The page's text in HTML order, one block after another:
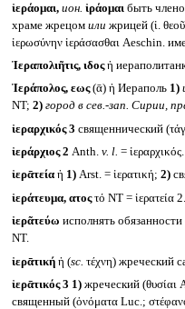
ἱεράομαι, ион. ἱράομαι быть
храме жрецом или жрицей (ἱ.
ἱερωσύνην ἱεράσασθαι Aeschin.
Ἱεραπολιῆτις, ιδοςἡ
Ἱεράπολος, εως(ᾱ) ἡ Иераполь 1)
NT; 2) город в сев.-зап. Сирии,
ἱεραρχικός 3 священнический
ἱεράρχιος 2 Anth. v. l. = ἱεραρχικός.
ἱερᾱτεία ἡ 1)Arst. = ἱερατική; 2)
ἱεράτευμα, ατοςτό NT = ἱερατεία 2.
ἱερᾶτεύω исполнять
NT.
ἱερᾱτική ἡ (sc. τέχνη) жреческий
ἱερᾱτικός 3 1)жреческий (θυσίαι
священный (ὀνόματα Luc.;